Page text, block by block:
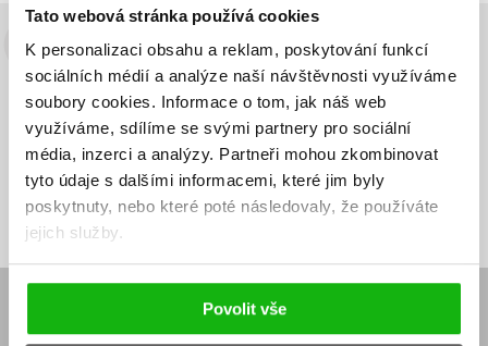
Tato webová stránka používá cookies
K personalizaci obsahu a reklam, poskytování funkcí
sociálních médií a analýze naší návštěvnosti využíváme
soubory cookies. Informace o tom, jak náš web
využíváme, sdílíme se svými partnery pro sociální
média, inzerci a analýzy. Partneři mohou zkombinovat
tyto údaje s dalšími informacemi, které jim byly
poskytnuty, nebo které poté následovaly, že používáte
jejich služby.
Povolit vše
Budete to vědět jako první!
Zajímá Vás, jaký knižní hit právě vychází, na jaké zboží je výhodná
sleva, jaká běží soutěž o ceny? Přihlášením k odběru našich e-
mailových novinek
souhlasíte se zpracováním osobních údajů
Vaše e-
mailová
adresa
Vaše e-
mailová
adresa
Vaše e-mailová adresa Přihlásit se